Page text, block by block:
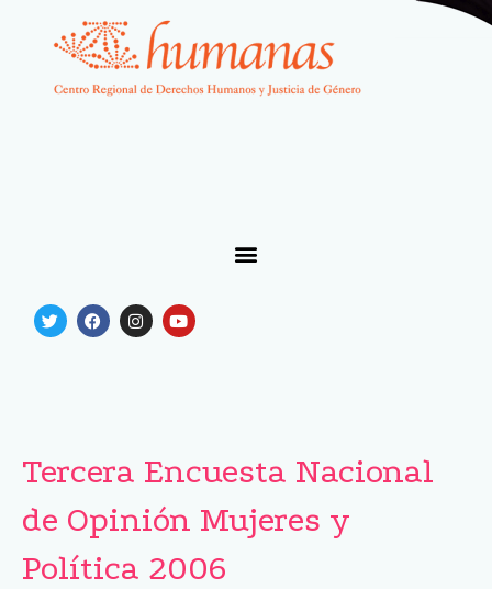
Tercera Encuesta Nacional
de Opinión Mujeres y
Política 2006